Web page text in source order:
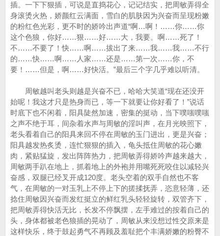
插。一下下狠插，可说是直捣花心，记记结实，把周敏弄得全
身滚烫火热，娇颜红云满面，雪白的肌肤因为兴奋而呈现粉嫩
的粉红色光彩，更不时的娇吟出声道“啊…啊！……你……你
这个色狼，你好……狠……好……大，我要。啊……死了！
不……不要了！快……啊……拔出了来……我……我……不行
的……快……啊……人家……还是……第一次……你，不
要！……但是，啊……好快活。”最后三个字几乎难以听清。
周敏越叫老头则越是兴奋不已，哈哈大笑道“现在还没开
始呢！我这才只是热身而已，等一下就要让你好看了！”说话
时底下也不闲着，阳具陡然加速，密集的挺动，当下噗嗤噗嗤
之声不绝于耳，间杂着水声与周敏的淫叫声，在月光映照下，
老头看着自己的阳具来回不停在周敏的玉门进出，更是兴奋；
阳具越发热炙烫，连忙狠狠的插入，龟头抵住周敏的花心嫩
肉，紧贴猛旋，发出阵阵热力，把周敏弄得娇吟声越来越大，
周敏两手趴在地上，抓着地上的外袍并用嘴死死咬住以减轻兴
奋感，双腿已经叉开成120度。老头空着的双手自然也不客
气，在周敏的一对玉乳上不停上下的搓揉抚弄，恣意轻薄，还
捻住周敏因兴奋而发红挺立的鲜红乳头轻轻旋转，双管齐下，
把周敏弄得快活无比，长发不停飘摆，左手难过的按着自己的
头，身体都被老色狼插的晃动了，周敏从来没想过性交原来是
这样快乐，终于鼓起勇气不再顾及羞耻把个丰满娇嫩的粉臀不